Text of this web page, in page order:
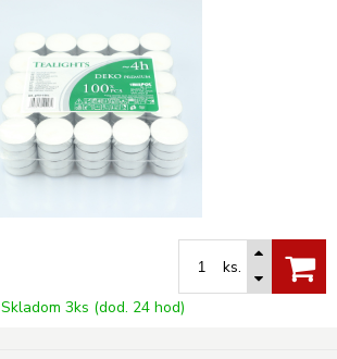
ks.
Skladom 3ks (dod. 24 hod)